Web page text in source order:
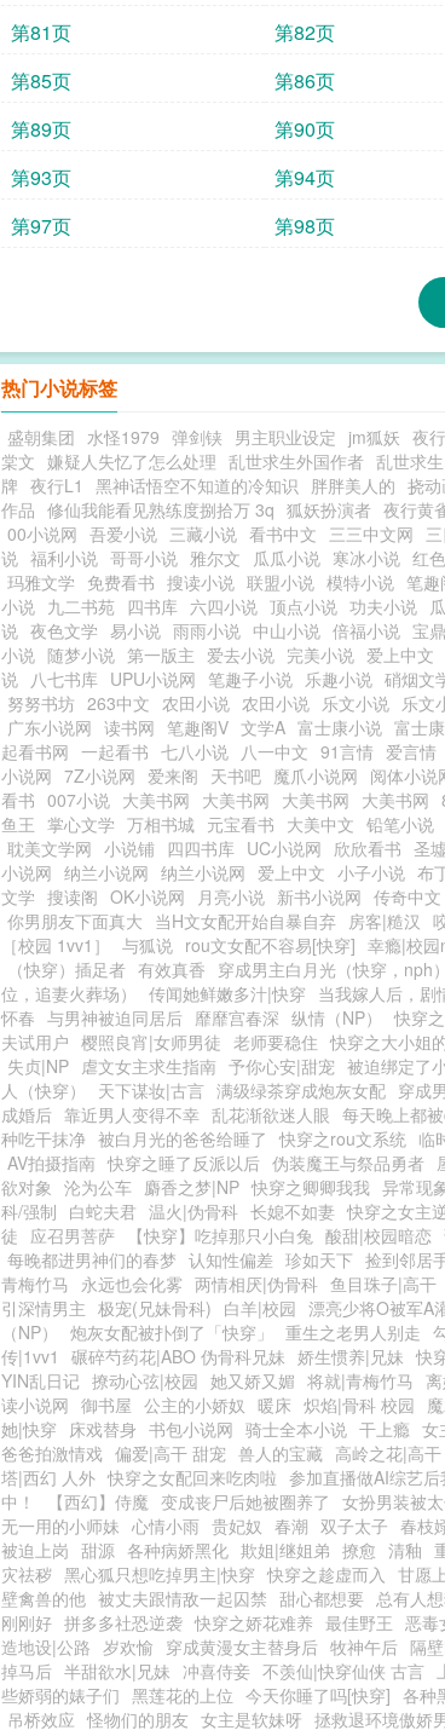
第81页
第82页
第85页
第86页
第89页
第90页
第93页
第94页
第97页
第98页
热门小说标签
盛朝集团 水怪1979 弹剑铗 男主职业设定 jm狐妖 夜
棠文 嫌疑人失忆了怎么处理 乱世求生外国作者 乱世求
牌 夜行L1 黑神话悟空不知道的冷知识 胖胖美人的 挠动
作品 修仙我能看见熟练度捌拾万 3q 狐妖扮演者 夜行黄
00小说网 吾爱小说 三藏小说 看书中文 三三中文网
说 福利小说 哥哥小说 雅尔文 瓜瓜小说 寒冰小说 红
玛雅文学 免费看书 搜读小说 联盟小说 模特小说 笔趣
小说 九二书苑 四书库 六四小说 顶点小说 功夫小说
说 夜色文学 易小说 雨雨小说 中山小说 倍福小说 宝
小说 随梦小说 第一版主 爱去小说 完美小说 爱上中文
说 八七书库 UPU小说网 笔趣子小说 乐趣小说 硝烟文
努努书坊 263中文 农田小说 农田小说 乐文小说 乐文
广东小说网 读书网 笔趣阁V 文学A 富士康小说 富士
起看书网 一起看书 七八小说 八一中文 91言情 爱言情
小说网 7Z小说网 爱来阁 天书吧 魔爪小说网 阅体小说
看书 007小说 大美书网 大美书网 大美书网 大美书网
鱼王 掌心文学 万相书城 元宝看书 大美中文 铅笔小说
耽美文学网 小说铺 四四书库 UC小说网 欣欣看书 圣
小说网 纳兰小说网 纳兰小说网 爱上中文 小子小说 布
文学 搜读阁 OK小说网 月亮小说 新书小说网 传奇中文
你男朋友下面真大 当H文女配开始自暴自弃 房客|糙汉
［校园 1vv1］
与狐说 rou文女配不容易[快穿] 幸瘾|校园
（快穿）插足者 有效真香 穿成男主白月光（快穿，nph）
位，追妻火葬场）
传闻她鲜嫩多汁|快穿 当我嫁人后，剧
怀春 与男神被迫同居后 靡靡宫春深 纵情（NP） 快穿
夫试用户 樱照良宵|女师男徒 老师要稳住 快穿之大小姐
失贞|NP 虐文女主求生指南 予你心安|甜宠 被迫绑定了
人（快穿）
天下谋妆|古言 满级绿茶穿成炮灰女配 穿成
成婚后 靠近男人变得不幸 乱花渐欲迷人眼 每天晚上都
种吃干抹净 被白月光的爸爸给睡了 快穿之rou文系统 临
AV拍摄指南 快穿之睡了反派以后 伪装魔王与祭品勇者
欲对象 沦为公车 麝香之梦|NP 快穿之卿卿我我 异常现
科/强制 白蛇夫君 温火|伪骨科 长媳不如妻 快穿之女主
徒 应召男菩萨 【快穿】吃掉那只小白兔 酸甜|校园暗恋
每晚都进男神们的春梦 认知性偏差 珍如天下 捡到邻居
青梅竹马
永远也会化雾 两情相厌|伪骨科 鱼目珠子|高干
引深情男主 极宠(兄妹骨科) 白羊|校园 漂亮少将O被军A
（NP）
炮灰女配被扑倒了「快穿」 重生之老男人别走
传|1vv1
碾碎芍药花|ABO 伪骨科兄妹 娇生惯养|兄妹 快
YIN乱日记 撩动心弦|校园 她又娇又媚 将就|青梅竹马
读小说网 御书屋 公主的小娇奴 暖床 炽焰|骨科 校园
她|快穿 床戏替身 书包小说网 骑士全本小说 干上瘾 女
爸爸拍激情戏 偏爱|高干 甜宠 兽人的宝藏 高岭之花|高干
塔|西幻 人外 快穿之女配回来吃肉啦 参加直播做AI综艺后
中！
【西幻】侍魔 变成丧尸后她被圈养了 女扮男装被
无一用的小师妹 心情小雨 贵妃奴 春潮 双子太子 春枝
被迫上岗 甜源 各种病娇黑化 欺姐|继姐弟 撩愈 清釉
灾祛秽 黑心狐只想吃掉男主|快穿 快穿之趁虚而入 甘愿
壁禽兽的他 被丈夫跟情敌一起囚禁 甜心都想要 总有人
刚刚好 拼多多社恐逆袭 快穿之娇花难养 最佳野王 恶毒
造地设|公路 岁欢愉 穿成黄漫女主替身后 牧神午后 隔
掉马后 半甜欲水|兄妹 冲喜侍妾 不羡仙|快穿仙侠 古言
些娇弱的婊子们 黑莲花的上位 今天你睡了吗[快穿] 各种
吊桥效应 怪物们的朋友 女主是软妹呀 拯救退环境傲娇